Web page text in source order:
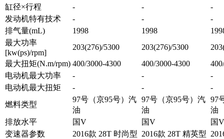
缸径×行程
- -
-
发动机特有技术
- -
-
排气量(mL)
1998 1998
最大功率
[kw(ps)/rpm]
203(276)/5300 203(276)/5300
最大扭矩(N.m/rpm) 400/3000-4300 400/3000-4300
电动机最大功率
- -
-
电动机最大扭矩
- -
-
燃料类型
97号（京95号）汽
油
97号（京95号）汽
油
97
油
排放水平
国V 国V
国V
变速器参数
2016款 28T 时尚型 2016款 28T 精英型